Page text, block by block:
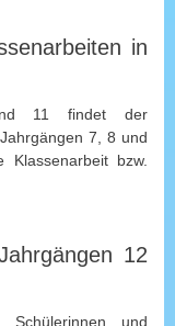
in
11 findet der
7, 8 und
bzw.
12
Schülerinnen und